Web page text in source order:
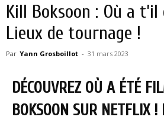
Kill Boksoon : Où a
Lieux de tournage !
Par Yann Grosboillot - 31 mars 2023
DÉCOUVREZ OÙ A ÉTÉ
BOKSOON SUR NETFLIX !